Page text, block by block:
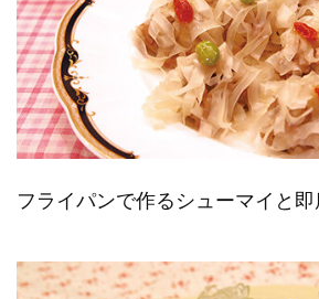
フライパンで作るシューマイと